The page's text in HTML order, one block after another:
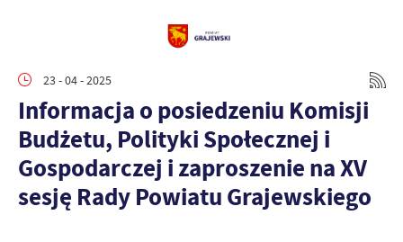
23 - 04 - 2025
Informacja o posiedzeniu Komisji
Budżetu, Polityki Społecznej i
Gospodarczej i zaproszenie na XV
sesję Rady Powiatu Grajewskiego